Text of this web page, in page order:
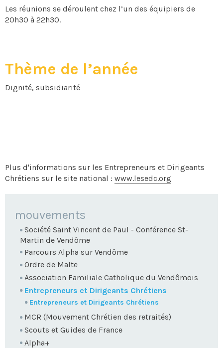
Les réunions se déroulent chez l’un des équipiers de
20h30 à 22h30.
Thème de l’année
Dignité, subsidiarité
Plus d'informations sur les Entrepreneurs et Dirigeants
Chrétiens sur le site national : www.lesedc.org
NAVIGATION
mouvements
Société Saint Vincent de Paul - Conférence St-
Martin de Vendôme
Parcours Alpha sur Vendôme
Ordre de Malte
Association Familiale Catholique du Vendômois
Entrepreneurs et Dirigeants Chrétiens
Entrepreneurs et Dirigeants Chrétiens
MCR (Mouvement Chrétien des retraités)
Scouts et Guides de France
Alpha+